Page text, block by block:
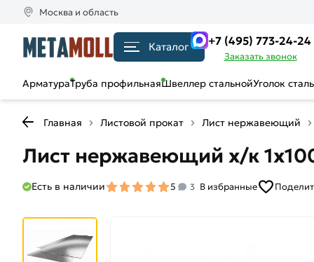
Москва и область
Каталог +7 (495) 773-24-24
Заказать звонок
АрматураТруба профильнаяШвеллер стальнойУголок
Главная Листовой прокат Лист нержавеющий
Лист нержавеющий х/к
Есть в наличии 5 3 В избранные